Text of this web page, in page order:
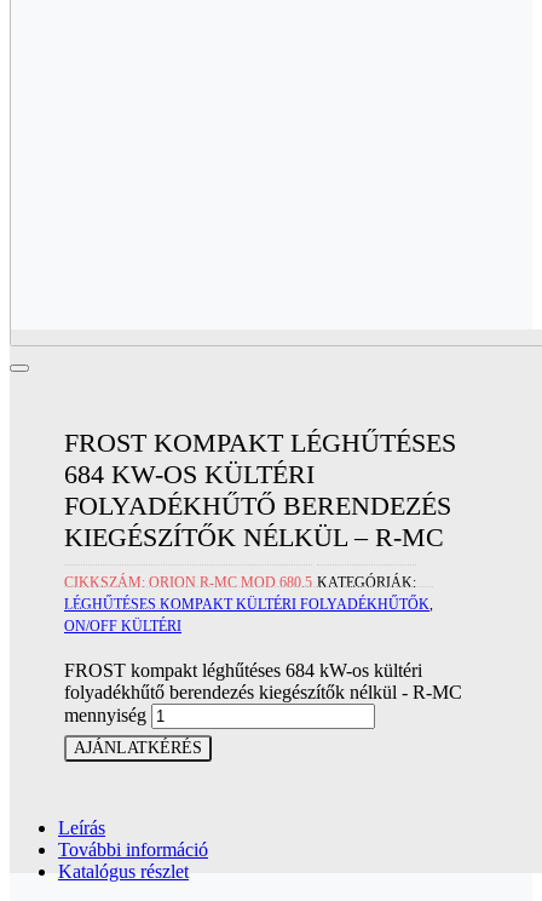
FROST KOMPAKT LÉGHŰTÉSES
684 KW-OS KÜLTÉRI
FOLYADÉKHŰTŐ BERENDEZÉS
KIEGÉSZÍTŐK NÉLKÜL – R-MC
CIKKSZÁM:ORION R-MC MOD.680.5 KATEGÓRIÁK:
LÉGHŰTÉSES KOMPAKT KÜLTÉRI FOLYADÉKHŰTŐK,
ON/OFF KÜLTÉRI
FROST kompakt léghűtéses 684 kW-os kültéri
folyadékhűtő berendezés kiegészítők nélkül - R-MC
mennyiség
AJÁNLATKÉRÉS
Leírás
További információ
Katalógus részlet